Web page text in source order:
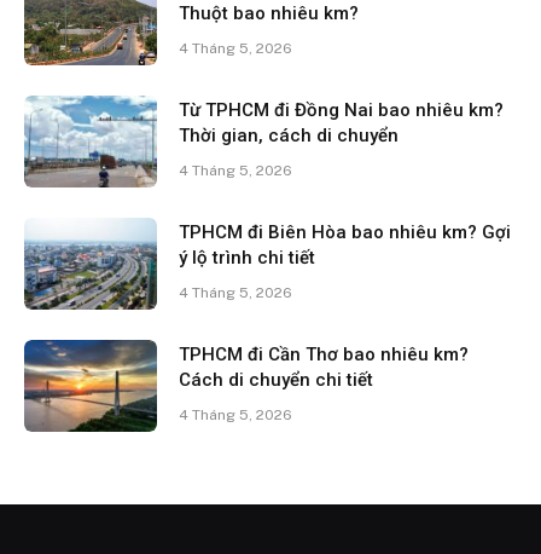
Thuột bao nhiêu km?
4 Tháng 5, 2026
Từ TPHCM đi Đồng Nai bao nhiêu km?
Thời gian, cách di chuyển
4 Tháng 5, 2026
TPHCM đi Biên Hòa bao nhiêu km? Gợi
ý lộ trình chi tiết
4 Tháng 5, 2026
TPHCM đi Cần Thơ bao nhiêu km?
Cách di chuyển chi tiết
4 Tháng 5, 2026